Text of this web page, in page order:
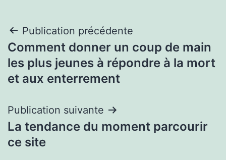
Navigation
de
l’article
Publication précédente
Comment donner un coup de main
les plus jeunes à répondre à la mort
et aux enterrement
Publication suivante
La tendance du moment parcourir
ce site